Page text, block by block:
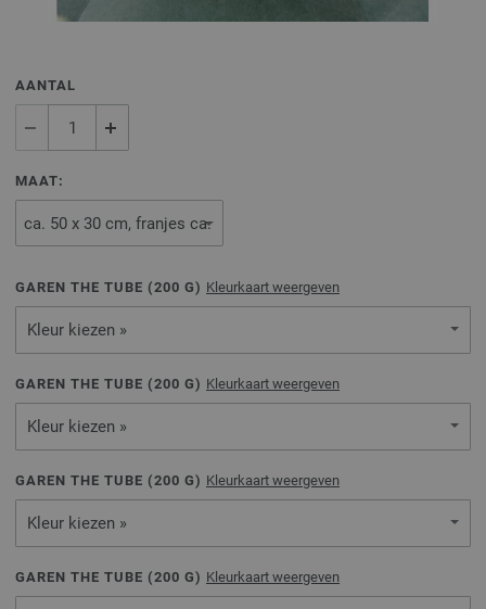
AANTAL
MAAT:
GAREN THE TUBE (200 G) Kleurkaart weergeven
Kleur kiezen »
GAREN THE TUBE (200 G) Kleurkaart weergeven
Kleur kiezen »
GAREN THE TUBE (200 G) Kleurkaart weergeven
Kleur kiezen »
GAREN THE TUBE (200 G) Kleurkaart weergeven